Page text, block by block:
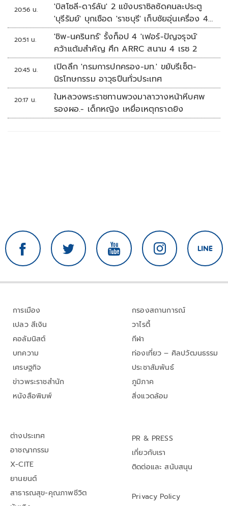
20:56 น.
'บิสโซลี-ดาร์ลัน' 2 แข้งบราซิลซัดคนละประตู
'บุรีรัมย์' บุกเชือด 'ราชบุรี' เก็บชัยอุ่นเครื่อง 4
นัดรวด
20:51 น.
'ชิพ-นครินทร์' รั้งท็อป 4 'เฟอร์-ปัญจรุจน์'
คว้าแต้มสำคัญ ศึก ARRC สนาม 4 เรซ 2
20:45 น.
เปิดลึก 'กรมการปกครอง-มท.' ขยับรีเซ็ต-
นิรโทษกรรม อาวุธปืนทั่วประเทศ
20:17 น.
ในหลวงพระราชทานพวงมาลาวางหน้าหีบศพ
รองผอ.- เด็กหญิง เหยื่อเหตุกราดยิง
การเมือง
เปลว สีเงิน
คอลัมนิสต์
บทความ
เศรษฐกิจ
ข่าวพระราชสำนัก
หนังสือพิมพ์
กรองสถานการณ์
วาไรตี้
กีฬา
ท่องเที่ยว – ศิลปวัฒนธรรม
ประชาสัมพันธ์
ภูมิภาค
สิ่งแวดล้อม
ต่างประเทศ
อาชญากรรม
X-CITE
ยานยนต์
สาธารณสุข-คุณภาพชีวิต
PR & PRESS
เกี่ยวกับเรา
ติดต่อและ สนับสนุน
Privacy Policy